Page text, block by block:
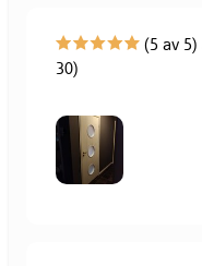
(5 av
30)